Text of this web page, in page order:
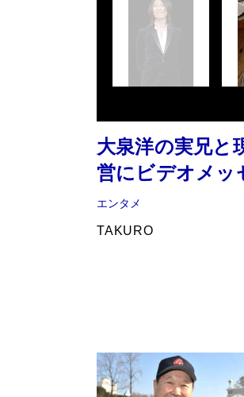
大泉洋の実兄と
営にビデオメッ
エンタメ
TAKURO